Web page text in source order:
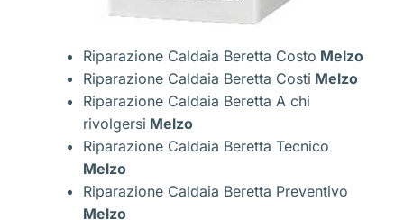
Riparazione Caldaia Beretta Costo Melzo
Riparazione Caldaia Beretta Costi Melzo
Riparazione Caldaia Beretta A chi
rivolgersi Melzo
Riparazione Caldaia Beretta Tecnico
Melzo
Riparazione Caldaia Beretta Preventivo
Melzo